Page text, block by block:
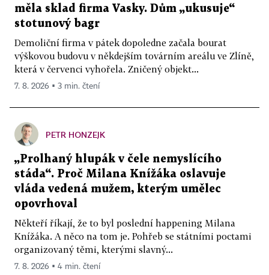
měla sklad firma Vasky. Dům „ukusuje“
stotunový bagr
Demoliční firma v pátek dopoledne začala bourat
výškovou budovu v někdejším továrním areálu ve Zlíně,
která v červenci vyhořela. Zničený objekt...
7. 8. 2026 ▪ 3 min. čtení
PETR HONZEJK
„Prolhaný hlupák v čele nemyslícího
stáda“. Proč Milana Knížáka oslavuje
vláda vedená mužem, kterým umělec
opovrhoval
Někteří říkají, že to byl poslední happening Milana
Knížáka. A něco na tom je. Pohřeb se státními poctami
organizovaný těmi, kterými slavný...
7. 8. 2026 ▪ 4 min. čtení